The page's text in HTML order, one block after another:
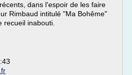
dans l'espoir de les faire
Rimbaud intitulé "Ma Bohême"
recueil inabouti.